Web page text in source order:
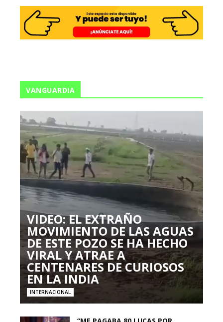
VANGUARDIA
VIDEO: EL EXTRAÑO
MOVIMIENTO DE LAS AGUAS
DE ESTE POZO SE HA HECHO
VIRAL Y ATRAE A
CENTENARES DE CURIOSOS
EN LA INDIA
INTERNACIONAL